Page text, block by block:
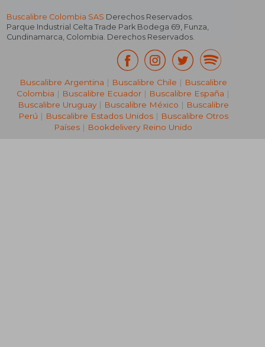
Buscalibre Colombia SAS Derechos Reservados.
Parque Industrial Celta Trade Park Bodega 69, Funza,
Cundinamarca, Colombia. Derechos Reservados.
Buscalibre Argentina | Buscalibre Chile | Buscalibre
Colombia | Buscalibre Ecuador | Buscalibre España |
Buscalibre Uruguay| Buscalibre México | Buscalibre
Perú | Buscalibre Estados Unidos| Buscalibre Otros
Países | Bookdelivery Reino Unido